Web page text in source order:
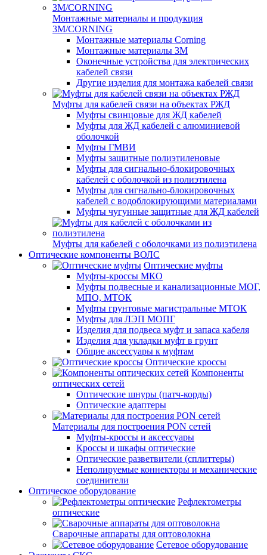
Монтажные материалы и продукция
3M/CORNING
Монтажные материалы Corning
Монтажные материалы 3M
Оконечные устройства для электрических
кабелей связи
Другие изделия для монтажа кабелей связи
Муфты для кабелей связи на объектах РЖД
Муфты свинцовые для ЖД кабелей
Муфты для ЖД кабелей с алюминиевой
оболочкой
Муфты ГМВИ
Муфты защитные полиэтиленовые
Муфты для сигнально-блокировочных
кабелей с оболочкой из полиэтилена
Муфты для сигнально-блокировочных
кабелей с водоблокирующими материалами
Муфты чугунные защитные для ЖД кабелей
Муфты для кабелей с оболочками из полиэтилена
Оптические компоненты ВОЛС
Оптические муфты
Муфты-кроссы МКО
Муфты подвесные и канализационные МОГ,
МПО, МТОК
Муфты грунтовые магистральные МТОК
Муфты для ЛЭП МОПГ
Изделия для подвеса муфт и запаса кабеля
Изделия для укладки муфт в грунт
Общие аксессуары к муфтам
Оптические кроссы
Компоненты
оптических сетей
Оптические шнуры (патч-корды)
Оптические адаптеры
Материалы для построения PON сетей
Муфты-кроссы и аксессуары
Кроссы и шкафы оптические
Оптические разветвители (сплиттеры)
Неполируемые коннекторы и механические
соединители
Оптическое оборудование
Рефлектометры
оптические
Сварочные аппараты для оптоволокна
Сетевое оборудование